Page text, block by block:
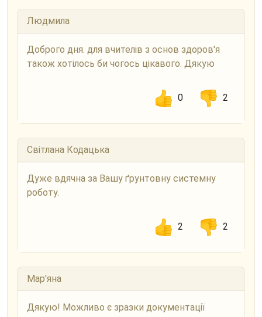
Людмила
Доброго дня. для вчителів з основ здоров'я
також хотілось би чогось цікавого. Дякую
0 2
Світлана Кодацька
Дуже вдячна за Вашу ґрунтовну системну
роботу.
2 2
Мар'яна
Дякую! Можливо є зразки документації